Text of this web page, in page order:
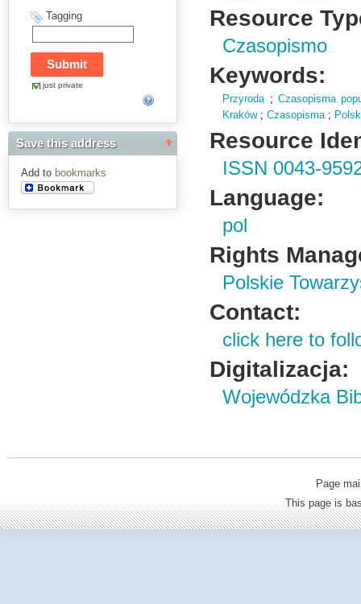
Tagging
just private
Save this address
Add to bookmarks
Resource
Czasopismo
Keywords:
Przyroda;Czasopisma
Kraków;Czasopisma;
Resource
ISSN 0043-
Language:
pol
Rights
Polskie
Contact:
click here to
Digitalizacja:
Wojewódzka
Page
This page is